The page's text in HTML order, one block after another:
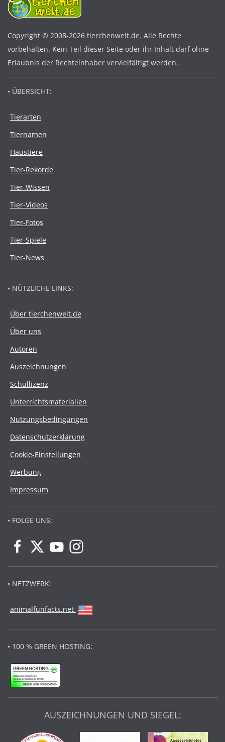
Copyright © 2008-2026 tierchenwelt.de. Alle Rechte
vorbehalten. Kein Teil dieser Seite oder ihr Inhalt darf ohne
Erlaubnis der Rechteinhaber vervielfältigt werden.
• ÜBERSICHT:
Tierarten
Tiernamen
Haustiere
Tier-Rekorde
Tier-Wissen
Tier-Videos
Tier-Fotos
Tier-Spiele
Tier-News
• NÜTZLICHE LINKS:
Über tierchenwelt.de
Über uns
Autoren
Auszeichnungen
Schullizenz
Unterrichtsmaterialien
Nutzungsbedingungen
Datenschutzerklärung
Cookie-Einstellungen
Werbung
Impressum
• FOLGE UNS:
• NETZWERK:
animalfunfacts.net
• 100 % GREEN HOSTING:
AUSZEICHNUNGEN UND SIEGEL: